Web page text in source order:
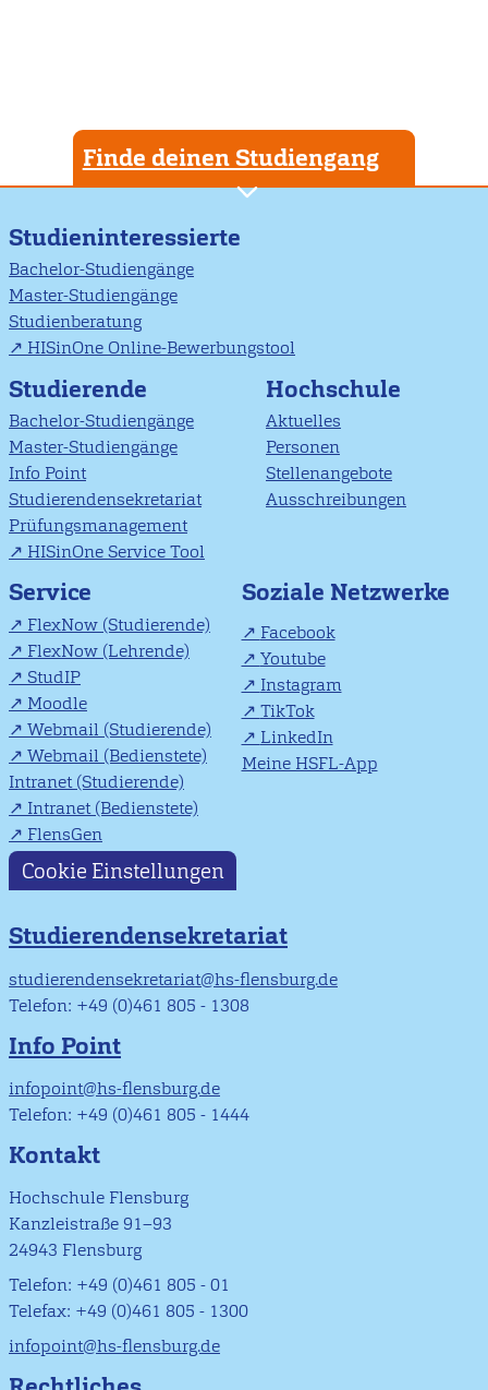
Finde deinen Studiengang
Studieninteressierte
Bachelor-Studiengänge
Master-Studiengänge
Studienberatung
HISinOne Online-Bewerbungstool
Studierende
Bachelor-Studiengänge
Master-Studiengänge
Info Point
Studierendensekretariat
Prüfungsmanagement
HISinOne Service Tool
Hochschule
Aktuelles
Personen
Stellenangebote
Ausschreibungen
Service
FlexNow (Studierende)
FlexNow (Lehrende)
StudIP
Moodle
Webmail (Studierende)
Webmail (Bedienstete)
Intranet (Studierende)
Intranet (Bedienstete)
FlensGen
Soziale Netzwerke
Facebook
Youtube
Instagram
TikTok
LinkedIn
Meine HSFL-App
Cookie Einstellungen
Studierendensekretariat
studierendensekretariat@hs-flensburg.de
Telefon: +49 (0)461 805 - 1308
Info Point
infopoint@hs-flensburg.de
Telefon: +49 (0)461 805 - 1444
Kontakt
Hochschule Flensburg
Kanzleistraße 91–93
24943 Flensburg
Telefon: +49 (0)461 805 - 01
Telefax: +49 (0)461 805 - 1300
infopoint@hs-flensburg.de